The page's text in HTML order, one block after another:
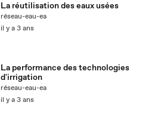
La réutilisation des eaux usées
réseau-eau-ea
il y a 3 ans
La performance des technologies
d'irrigation
réseau-eau-ea
il y a 3 ans